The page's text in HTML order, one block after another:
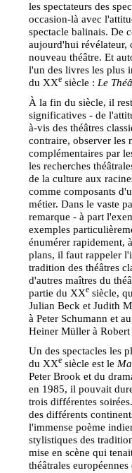
les spectateurs des
occasion-là avec
spectacle balinais. De
aujourd'hui révélateur,
nouveau théâtre. Et
l'un des livres les plus
du XXe siècle : Le
À la fin du siècle, il
significatives - de
à-vis des théâtres
contraire, observer les
complémentaires par
les recherches
de la culture aux
comme composants
métier. Dans le vaste
remarque - à part
exemples
énumérer rapidement,
plans, il faut rappeler
tradition des théâtres
d'autres maîtres du
partie du XXe siècle,
Julian Beck et Judith
à Peter Schumann et
Heiner Müller à Robert
Un des spectacles les
du XXe siècle est le
Peter Brook et du
en 1985, il pouvait
trois différentes
des différents
l'immense poème
stylistiques des
mise en scène qui
théâtrales